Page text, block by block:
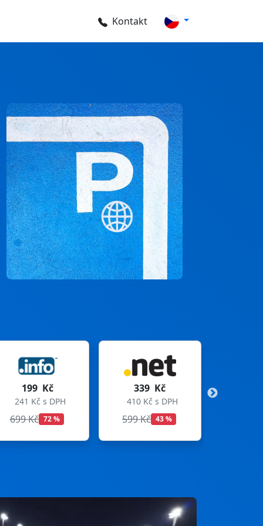
Kontakt
339 Kč
410 Kč s DPH
599 Kč
299 Kč
362 Kč s DPH
699 Kč